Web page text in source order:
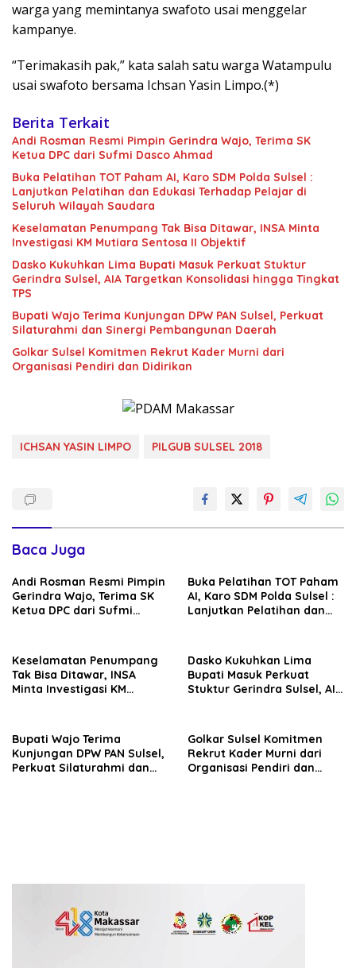
warga yang memintanya swafoto usai menggelar
kampanye.
“Terimakasih pak,” kata salah satu warga Watampulu
usai swafoto bersama Ichsan Yasin Limpo.(*)
Berita Terkait
Andi Rosman Resmi Pimpin Gerindra Wajo, Terima SK
Ketua DPC dari Sufmi Dasco Ahmad
Buka Pelatihan TOT Paham AI, Karo SDM Polda Sulsel :
Lanjutkan Pelatihan dan Edukasi Terhadap Pelajar di
Seluruh Wilayah Saudara
Keselamatan Penumpang Tak Bisa Ditawar, INSA Minta
Investigasi KM Mutiara Sentosa II Objektif
Dasko Kukuhkan Lima Bupati Masuk Perkuat Stuktur
Gerindra Sulsel, AIA Targetkan Konsolidasi hingga Tingkat
TPS
Bupati Wajo Terima Kunjungan DPW PAN Sulsel, Perkuat
Silaturahmi dan Sinergi Pembangunan Daerah
Golkar Sulsel Komitmen Rekrut Kader Murni dari
Organisasi Pendiri dan Didirikan
ICHSAN YASIN LIMPO PILGUB SULSEL 2018
Baca Juga
Andi Rosman Resmi Pimpin
Gerindra Wajo, Terima SK
Ketua DPC dari Sufmi
Buka Pelatihan TOT Paham
AI, Karo SDM Polda Sulsel :
Lanjutkan Pelatihan dan
Keselamatan Penumpang
Tak Bisa Ditawar, INSA
Minta Investigasi KM
Dasko Kukuhkan Lima
Bupati Masuk Perkuat
Stuktur Gerindra Sulsel, AIA
Bupati Wajo Terima
Kunjungan DPW PAN Sulsel,
Perkuat Silaturahmi dan
Golkar Sulsel Komitmen
Rekrut Kader Murni dari
Organisasi Pendiri dan